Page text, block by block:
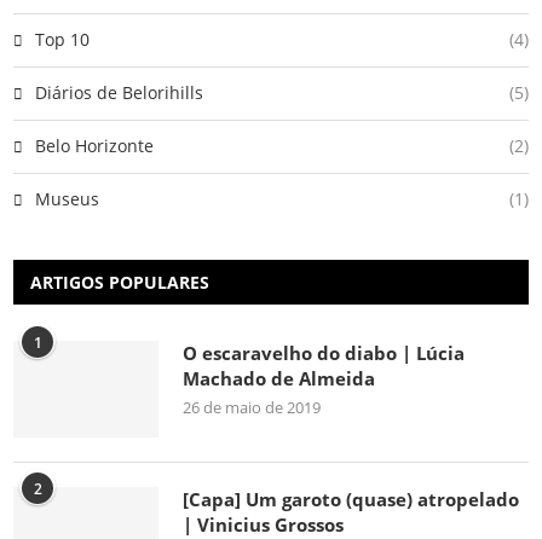
Top 10 (4)
Diários de Belorihills (5)
Belo Horizonte (2)
Museus (1)
ARTIGOS POPULARES
1
O escaravelho do diabo | Lúcia
Machado de Almeida
26 de maio de 2019
2
[Capa] Um garoto (quase) atropelado
| Vinicius Grossos